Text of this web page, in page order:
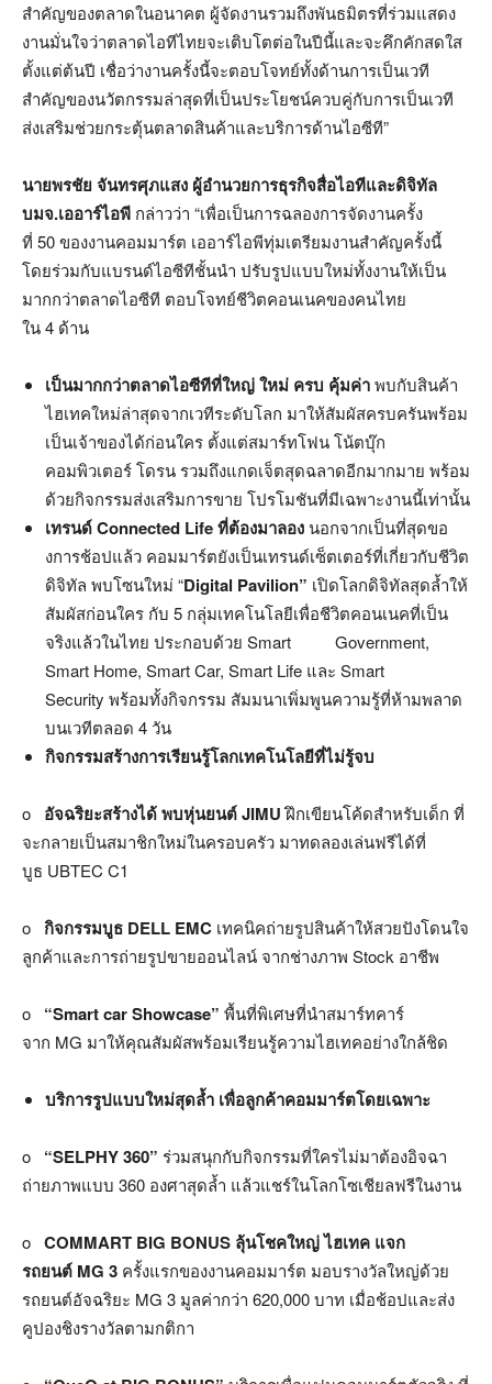
สำคัญของตลาดในอนาคต ผู้จัดงานรวมถึงพันธมิตรที่ร่วมแสดง
งานมั่นใจว่าตลาดไอทีไทยจะเติบโตต่อในปีนี้และจะคึกคักสดใส
ตั้งแต่ต้นปี เชื่อว่างานครั้งนี้จะตอบโจทย์ทั้งด้านการเป็นเวที
สำคัญของนวัตกรรมล่าสุดที่เป็นประโยชน์ควบคู่กับการเป็นเวที
ส่งเสริมช่วยกระตุ้นตลาดสินค้าและบริการด้านไอซีที”
นายพรชัย จันทรศุภแสง ผู้อำนวยการธุรกิจสื่อไอทีและดิจิทัล
บมจ.เออาร์ไอพี กล่าวว่า “เพื่อเป็นการฉลองการจัดงานครั้ง
ที่ 50 ของงานคอมมาร์ต เออาร์ไอพีทุ่มเตรียมงานสำคัญครั้งนี้
โดยร่วมกับแบรนด์ไอซีทีชั้นนำ ปรับรูปแบบใหม่ทั้งงานให้เป็น
มากกว่าตลาดไอซีที ตอบโจทย์ชีวิตคอนเนคของคนไทย
ใน 4 ด้าน
เป็นมากกว่าตลาดไอซีทีที่ใหญ่ ใหม่ ครบ คุ้มค่าพบกับสินค้า
ไฮเทคใหม่ล่าสุดจากเวทีระดับโลก มาให้สัมผัสครบครันพร้อม
เป็นเจ้าของได้ก่อนใคร ตั้งแต่สมาร์ทโฟน โน้ตบุ๊ก
คอมพิวเตอร์ โดรน รวมถึงแกดเจ็ตสุดฉลาดอีกมากมาย พร้อม
ด้วยกิจกรรมส่งเสริมการขาย โปรโมชันที่มีเฉพาะงานนี้เท่านั้น
เทรนด์ Connected Lifeที่ต้องมาลองนอกจากเป็นที่สุดขอ
งการช้อปแล้ว คอมมาร์ตยังเป็นเทรนด์เซ็ตเตอร์ที่เกี่ยวกับชีวิต
ดิจิทัล พบโซนใหม่ “Digital Pavilion” เปิดโลกดิจิทัลสุดล้ำให้
สัมผัสก่อนใคร กับ 5 กลุ่มเทคโนโลยีเพื่อชีวิตคอนเนคที่เป็น
จริงแล้วในไทย ประกอบด้วย Smart Government,
Smart Home, Smart Car, Smart Life และ Smart
Security พร้อมทั้งกิจกรรม สัมมนาเพิ่มพูนความรู้ที่ห้ามพลาด
บนเวทีตลอด 4 วัน
กิจกรรมสร้างการเรียนรู้โลกเทคโนโลยีที่ไม่รู้จบ
o อัจฉริยะสร้างได้ พบหุ่นยนต์ JIMUฝึกเขียนโค้ดสำหรับเด็ก ที่
จะกลายเป็นสมาชิกใหม่ในครอบครัว มาทดลองเล่นฟรีได้ที่
บูธ UBTEC C1
o กิจกรรมบูธ DELL EMC เทคนิคถ่ายรูปสินค้าให้สวยปังโดนใจ
ลูกค้าและการถ่ายรูปขายออนไลน์ จากช่างภาพ Stock อาชีพ
o “Smart car Showcase” พื้นที่พิเศษที่นำสมาร์ทคาร์
จาก MG มาให้คุณสัมผัสพร้อมเรียนรู้ความไฮเทคอย่างใกล้ชิด
บริการรูปแบบใหม่สุดล้ำ เพื่อลูกค้าคอมมาร์ตโดยเฉพาะ
o “SELPHY 360” ร่วมสนุกกับกิจกรรมที่ใครไม่มาต้องอิจฉา
ถ่ายภาพแบบ 360 องศาสุดล้ำ แล้วแชร์ในโลกโซเชียลฟรีในงาน
o COMMART BIG BONUS ลุ้นโชคใหญ่ ไฮเทค แจก
รถยนต์ MG 3 ครั้งแรกของงานคอมมาร์ต มอบรางวัลใหญ่ด้วย
รถยนต์อัจฉริยะ MG 3 มูลค่ากว่า 620,000 บาท เมื่อช้อปและส่ง
คูปองชิงรางวัลตามกติกา